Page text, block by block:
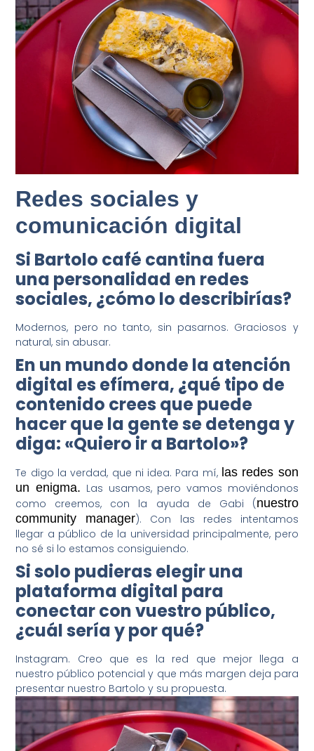
Redes sociales y
comunicación digital
Si Bartolo café cantina fuera
una personalidad en redes
sociales, ¿cómo lo describirías?
Modernos, pero no tanto, sin pasarnos. Graciosos y
natural, sin abusar.
En un mundo donde la atención
digital es efímera, ¿qué tipo de
contenido crees que puede
hacer que la gente se detenga y
diga: «Quiero ir a Bartolo»?
Te digo la verdad, que ni idea. Para mí, las redes son
un enigma. Las usamos, pero vamos moviéndonos
como creemos, con la ayuda de Gabi (nuestro
community manager). Con las redes intentamos
llegar a público de la universidad principalmente, pero
no sé si lo estamos consiguiendo.
Si solo pudieras elegir una
plataforma digital para
conectar con vuestro público,
¿cuál sería y por qué?
Instagram. Creo que es la red que mejor llega a
nuestro público potencial y que más margen deja para
presentar nuestro Bartolo y su propuesta.